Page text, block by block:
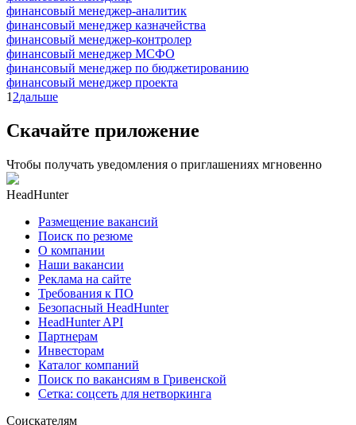
финансовый менеджер-аналитик
финансовый менеджер казначейства
финансовый менеджер-контролер
финансовый менеджер МСФО
финансовый менеджер по бюджетированию
финансовый менеджер проекта
1 2дальше
Скачайте приложение
Чтобы получать уведомления о приглашениях мгновенно
HeadHunter
Размещение вакансий
Поиск по резюме
О компании
Наши вакансии
Реклама на сайте
Требования к ПО
Безопасный HeadHunter
HeadHunter API
Партнерам
Инвесторам
Каталог компаний
Поиск по вакансиям в Гривенской
Сетка: соцсеть для нетворкинга
Соискателям